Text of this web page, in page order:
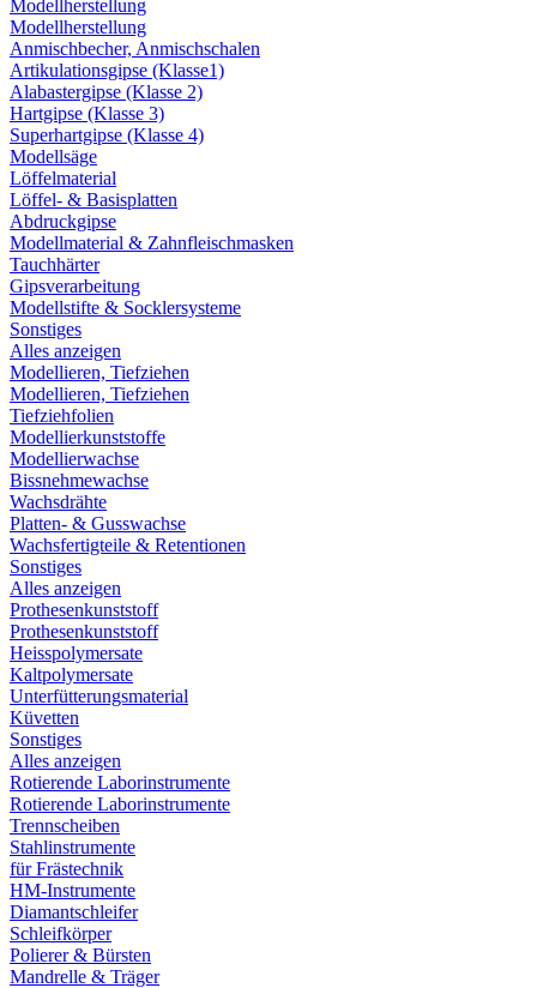
Modellherstellung
Modellherstellung
Anmischbecher, Anmischschalen
Artikulationsgipse (Klasse1)
Alabastergipse (Klasse 2)
Hartgipse (Klasse 3)
Superhartgipse (Klasse 4)
Modellsäge
Löffelmaterial
Löffel- & Basisplatten
Abdruckgipse
Modellmaterial & Zahnfleischmasken
Tauchhärter
Gipsverarbeitung
Modellstifte & Socklersysteme
Sonstiges
Alles anzeigen
Modellieren, Tiefziehen
Modellieren, Tiefziehen
Tiefziehfolien
Modellierkunststoffe
Modellierwachse
Bissnehmewachse
Wachsdrähte
Platten- & Gusswachse
Wachsfertigteile & Retentionen
Sonstiges
Alles anzeigen
Prothesenkunststoff
Prothesenkunststoff
Heisspolymersate
Kaltpolymersate
Unterfütterungsmaterial
Küvetten
Sonstiges
Alles anzeigen
Rotierende Laborinstrumente
Rotierende Laborinstrumente
Trennscheiben
Stahlinstrumente
für Frästechnik
HM-Instrumente
Diamantschleifer
Schleifkörper
Polierer & Bürsten
Mandrelle & Träger